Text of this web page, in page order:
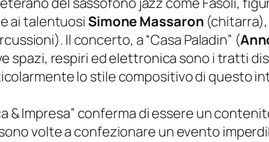
ai talentuosi Simone Massaron
Il concerto, a “Casa Paladin” (
spazi, respiri ed elettronica sono i tratti
lo stile compositivo di questo
& Impresa” conferma di essere un
volte a confezionare un evento